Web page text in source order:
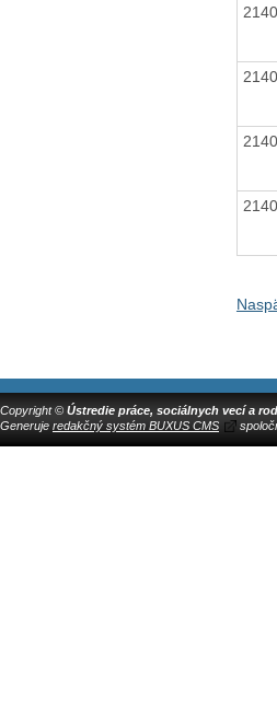
Copyright © Ústredie práce, sociálnych vecí a
Generuje redakčný systém BUXUS CMS